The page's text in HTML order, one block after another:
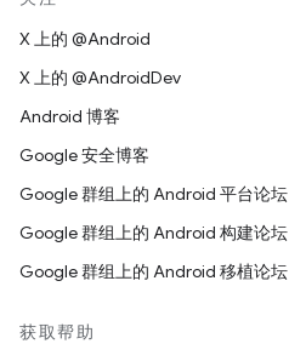
X 上的 @Android
X 上的 @AndroidDev
Android 博客
Google 安全博客
Google 群组上的 Android 平台论坛
Google 群组上的 Android 构建论坛
Google 群组上的 Android 移植论坛
获取帮助